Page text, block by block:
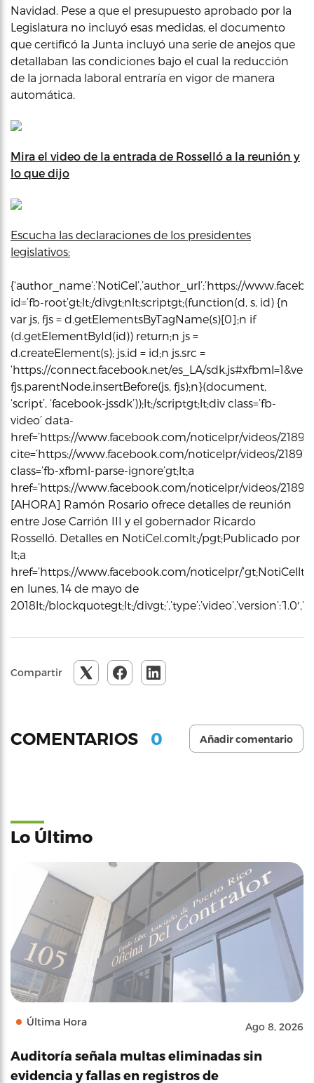
Navidad. Pese a que el presupuesto aprobado por la
Legislatura no incluyó esas medidas, el documento
que certificó la Junta incluyó una serie de anejos que
detallaban las condiciones bajo el cual la reducción
de la jornada laboral entraría en vigor de manera
automática.
Mira el video de la entrada de Rosselló a la reunión y
lo que dijo
Escucha las declaraciones de los presidentes
legislativos:
{‘author_name’:’NotiCel’,’author_url’:’https://
id=’fb-root’gt;lt;/divgt;nlt;scriptgt;(function(d, s, id) {n
var js, fjs = d.getElementsByTagName(s)[0];n if
(d.getElementById(id)) return;n js =
d.createElement(s); js.id = id;n js.src =
‘https://connect.facebook.net/es_LA/
fjs.parentNode.insertBefore(js, fjs);n}(document,
‘script’, ‘facebook-jssdk’));lt;/scriptgt;lt;div class=’fb-
video’ data-
href=’https://www.facebook.com/noticelpr/videos/
cite=’https://www.facebook.com/noticelpr/videos/
class=’fb-xfbml-parse-ignore’gt;lt;a
href=’https://www.facebook.com/noticelpr/videos/
[AHORA] Ramón Rosario ofrece detalles de reunión
entre Jose Carrión III y el gobernador Ricardo
Rosselló. Detalles en NotiCel.comlt;/pgt;Publicado por
lt;a
href=’https://www.facebook.com/noticelpr/’gt;NotiCellt;/
en lunes, 14 de mayo de
2018lt;/blockquotegt;lt;/
Compartir
COMENTARIOS 0 Añadir comentario
Lo Último
Última Hora Ago 8, 2026
Auditoría señala multas eliminadas sin
evidencia y fallas en registros de